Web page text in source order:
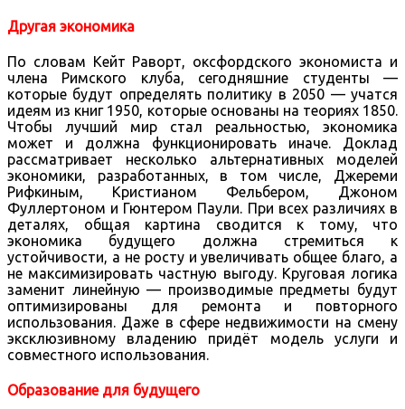
Другая экономика
По словам Кейт Раворт, оксфордского экономиста и
члена Римского клуба, сегодняшние студенты —
которые будут определять политику в 2050 — учатся
идеям из книг 1950, которые основаны на теориях 1850.
Чтобы лучший мир стал реальностью, экономика
может и должна функционировать иначе. Доклад
рассматривает несколько альтернативных моделей
экономики, разработанных, в том числе, Джереми
Рифкиным, Кристианом Фельбером, Джоном
Фуллертоном и Гюнтером Паули. При всех различиях в
деталях, общая картина сводится к тому, что
экономика будущего должна стремиться к
устойчивости, а не росту и увеличивать общее благо, а
не максимизировать частную выгоду. Круговая логика
заменит линейную — производимые предметы будут
оптимизированы для ремонта и повторного
использования. Даже в сфере недвижимости на смену
эксклюзивному владению придёт модель услуги и
совместного использования.
Образование для будущего